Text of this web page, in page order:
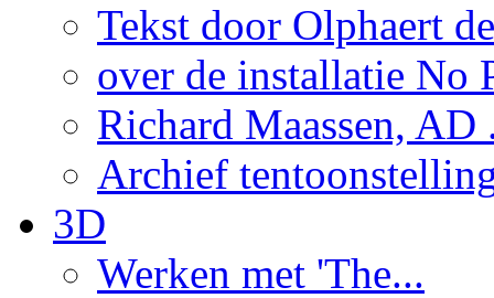
Tekst door Olphaert
over de installatie No
Richard Maassen, AD
Archief
3D
Werken met 'The...